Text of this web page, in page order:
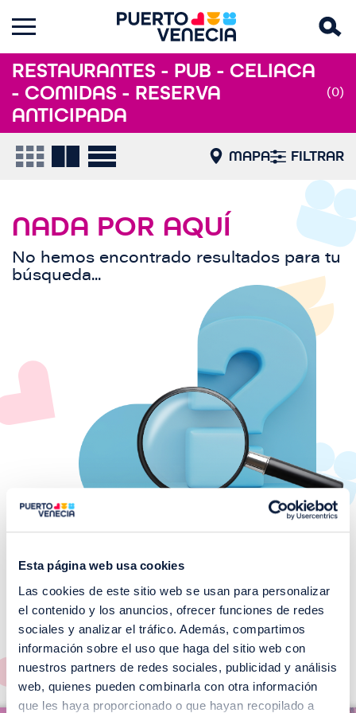
Esta página web usa cookies
Las cookies de este sitio web se usan para personalizar
el contenido y los anuncios, ofrecer funciones de redes
sociales y analizar el tráfico. Además, compartimos
información sobre el uso que haga del sitio web con
nuestros partners de redes sociales, publicidad y análisis
web, quienes pueden combinarla con otra información
que les haya proporcionado o que hayan recopilado a
RESTAURANTES - PUB - CELIACA
- COMIDAS - RESERVA
ANTICIPADA
(0)
MAPA FILTRAR
NADA POR AQUÍ
No hemos encontrado resultados para tu
búsqueda...
¡No te pierdas nuestros
EVENTOS!
Ver todos >